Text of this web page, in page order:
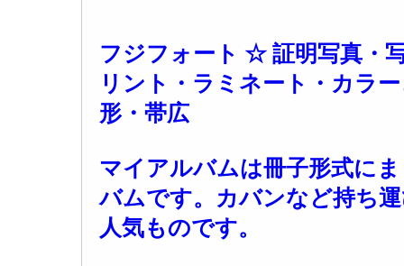
フジフォート ☆ 証明写真・
リント・ラミネート・カラ
形・帯広
マイアルバムは冊子形式に
バムです。カバンなど持ち
人気ものです。